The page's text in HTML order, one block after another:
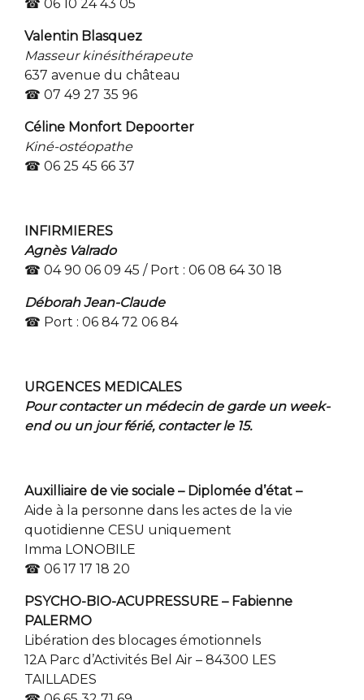
☎ 06 10 24 43 05
Valentin Blasquez
Masseur kinésithérapeute
637 avenue du château
☎ 07 49 27 35 96
Céline Monfort Depoorter
Kiné-ostéopathe
☎ 06 25 45 66 37
INFIRMIERES
Agnès Valrado
☎ 04 90 06 09 45 / Port : 06 08 64 30 18
Déborah Jean-Claude
☎ Port : 06 84 72 06 84
URGENCES MEDICALES
Pour contacter un médecin de garde un week-
end ou un jour férié, contacter le 15.
Auxilliaire de vie sociale – Diplomée d’état –
Aide à la personne dans les actes de la vie
quotidienne CESU uniquement
Imma LONOBILE
☎ 06 17 17 18 20
PSYCHO-BIO-ACUPRESSURE – Fabienne
PALERMO
Libération des blocages émotionnels
12A Parc d’Activités Bel Air – 84300 LES
TAILLADES